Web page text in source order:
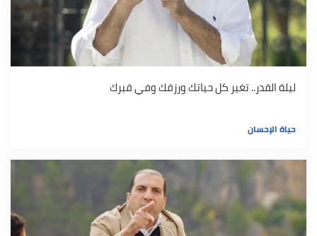
ليلة القدر.. تغير كل حياتك ورزقك وفي قبرك
حياة الإحسان